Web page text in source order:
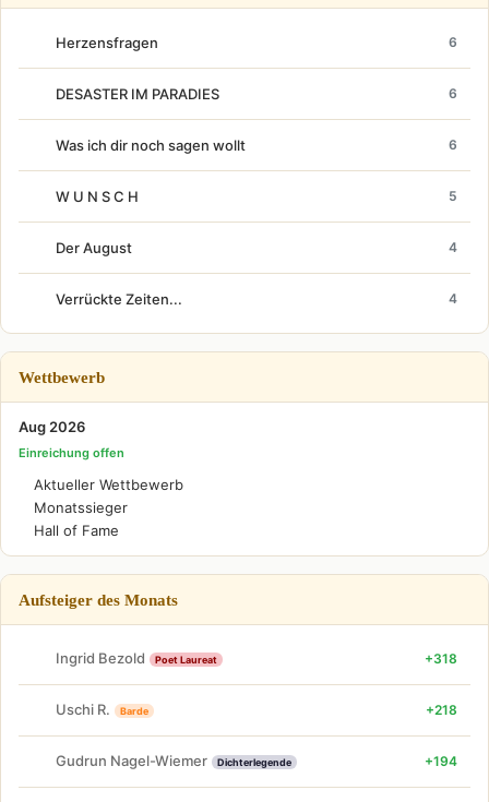
Herzensfragen 6
DESASTER IM PARADIES 6
Was ich dir noch sagen wollt 6
W U N S C H 5
Der August 4
Verrückte Zeiten... 4
Wettbewerb
Aug 2026
Einreichung offen
Aktueller Wettbewerb
Monatssieger
Hall of Fame
Aufsteiger des Monats
Ingrid Bezold Poet Laureat +318
Uschi R. Barde +218
Gudrun Nagel-Wiemer Dichterlegende +194